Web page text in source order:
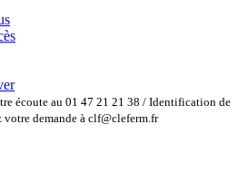
écoute au 01 47 21 21 38 / Identification de
votre demande à clf@cleferm.fr